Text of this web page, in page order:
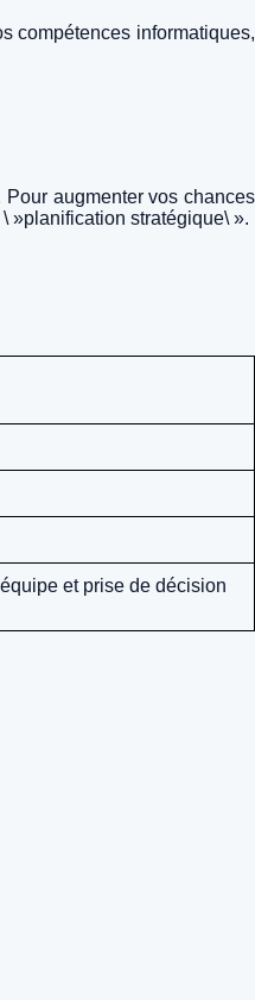
compétences informatiques,
augmenter vos chances
»planification stratégique\ ».
et prise de décision